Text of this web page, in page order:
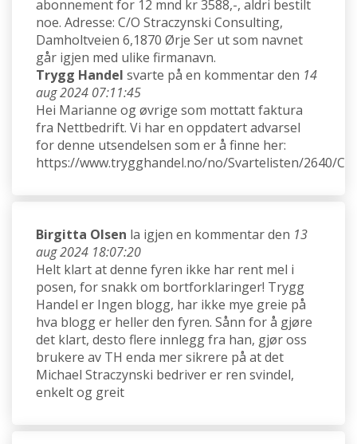
abonnement for 12 mnd kr 3588,-, aldri bestilt
noe. Adresse: C/O Straczynski Consulting,
Damholtveien 6,1870 Ørje Ser ut som navnet
går igjen med ulike firmanavn.
Trygg Handel svarte på en kommentar den 14
aug 2024 07:11:45
Hei Marianne og øvrige som mottatt faktura
fra Nettbedrift. Vi har en oppdatert advarsel
for denne utsendelsen som er å finne her:
https://www.trygghandel.no/no/Svartelisten/2640/
Birgitta Olsen la igjen en kommentar den 13
aug 2024 18:07:20
Helt klart at denne fyren ikke har rent mel i
posen, for snakk om bortforklaringer! Trygg
Handel er Ingen blogg, har ikke mye greie på
hva blogg er heller den fyren. Sånn for å gjøre
det klart, desto flere innlegg fra han, gjør oss
brukere av TH enda mer sikrere på at det
Michael Straczynski bedriver er ren svindel,
enkelt og greit